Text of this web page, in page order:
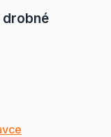
drobné